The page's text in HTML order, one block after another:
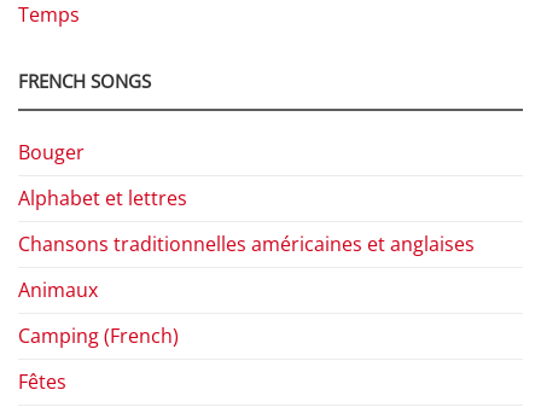
Temps
FRENCH SONGS
Bouger
Alphabet et lettres
Chansons traditionnelles américaines et anglaises
Animaux
Camping (French)
Fêtes